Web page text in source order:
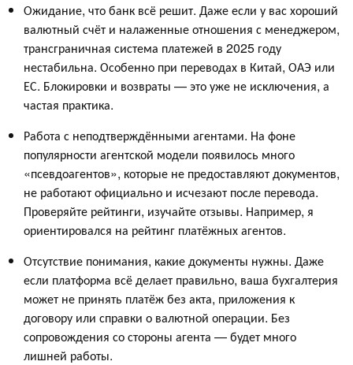
Ожидание, что банк всё решит. Даже если у вас хороший
валютный счёт и налаженные отношения с менеджером,
трансграничная система платежей в 2025 году
нестабильна. Особенно при переводах в Китай, ОАЭ или
ЕС. Блокировки и возвраты — это уже не исключения, а
частая практика.
Работа с неподтверждёнными агентами. На фоне
популярности агентской модели появилось много
«псевдоагентов», которые не предоставляют документов,
не работают официально и исчезают после перевода.
Проверяйте рейтинги, изучайте отзывы. Например, я
ориентировался на рейтинг платёжных агентов.
Отсутствие понимания, какие документы нужны. Даже
если платформа всё делает правильно, ваша бухгалтерия
может не принять платёж без акта, приложения к
договору или справки о валютной операции. Без
сопровождения со стороны агента — будет много
лишней работы.